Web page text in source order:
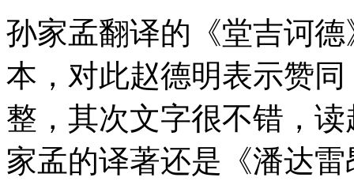
孙家孟翻译的《堂吉诃
本，对此赵德明表示赞
整，其次文字很不错，
家孟的译著还是《潘达